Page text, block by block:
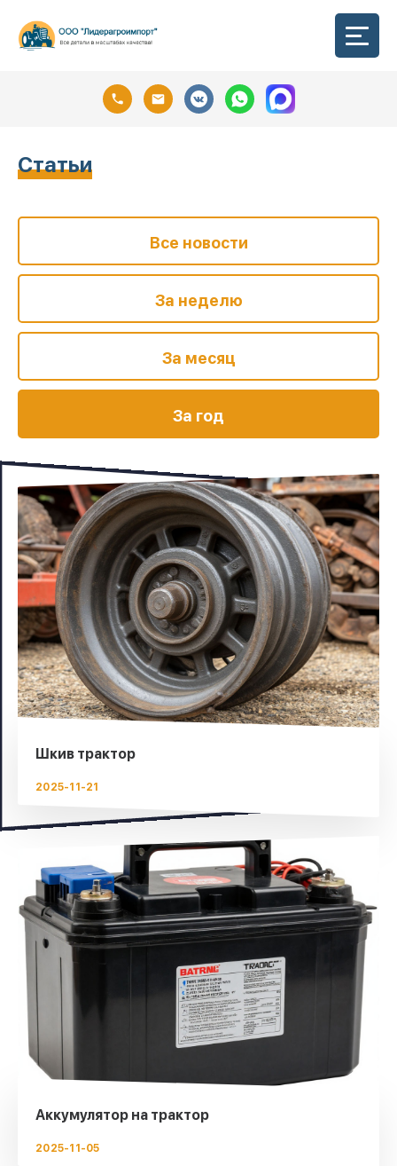
Статьи
Все новости
За неделю
За месяц
За год
Шкив трактор
2025-11-21
Аккумулятор на трактор
2025-11-05